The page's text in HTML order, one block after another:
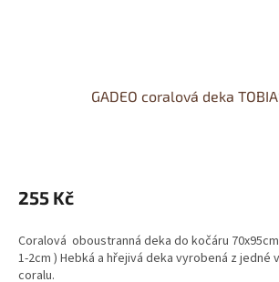
GADEO coralová deka
produktu
je
z
5
hvězdiček.
255 Kč
Coralová oboustranná deka do kočáru
1-2cm ) Hebká a hřejivá deka vyrobená z jedné
coralu.